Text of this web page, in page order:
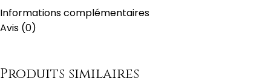
Informations complémentaires
Avis (0)
Produits similaires